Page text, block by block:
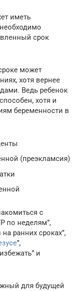
иметь
срок
может
хотя вернее
Ведь ребенок
хотя и
беременности в
(преэкламсия)
с
по неделям”,
ранних сроках”,
”,
и
для будущей